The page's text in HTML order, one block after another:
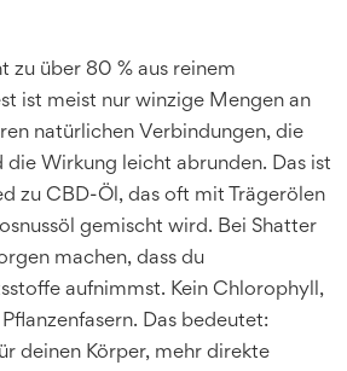
zu über 80 % aus reinem
ist meist nur winzige Mengen an
natürlichen Verbindungen, die
die Wirkung leicht abrunden. Das ist
zu CBD-Öl, das oft mit Trägerölen
gemischt wird. Bei Shatter
machen, dass du
aufnimmst. Kein Chlorophyll,
Das bedeutet:
deinen Körper, mehr direkte